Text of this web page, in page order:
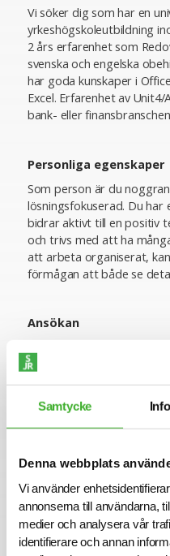
Samtycke
Denna webbplats
Vi använder
annonserna till användarna,
medier och analysera vår
identifierare och annan
Vi söker dig som har en
yrkeshögskoleutbildning
2 års erfarenhet som
svenska och engelska
har goda kunskaper i
Excel. Erfarenhet av
bank- eller
Personliga egenskaper
Som person är du
lösningsfokuserad. Du
bidrar aktivt till en positiv
och trivs med att ha
att arbeta organiserat,
förmågan att både se
Ansökan
kontakta ansvarig Talent
löpande och tjänsten kan
ansökningstiden har gått
10-14.
Konsult hos SJR
Att arbeta som konsult
av en dedikerad
perfekta förutsättningar